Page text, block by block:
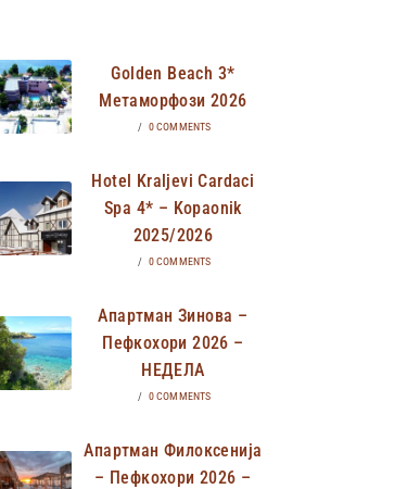
Golden Beach 3*
Метаморфози 2026
/ 0 COMMENTS
Hotel Kraljevi Cardaci
Spa 4* – Kopaonik
2025/2026
/ 0 COMMENTS
Апартман Зинова –
Пефкохори 2026 –
НЕДЕЛА
/ 0 COMMENTS
Апартман Филоксенија
– Пефкохори 2026 –